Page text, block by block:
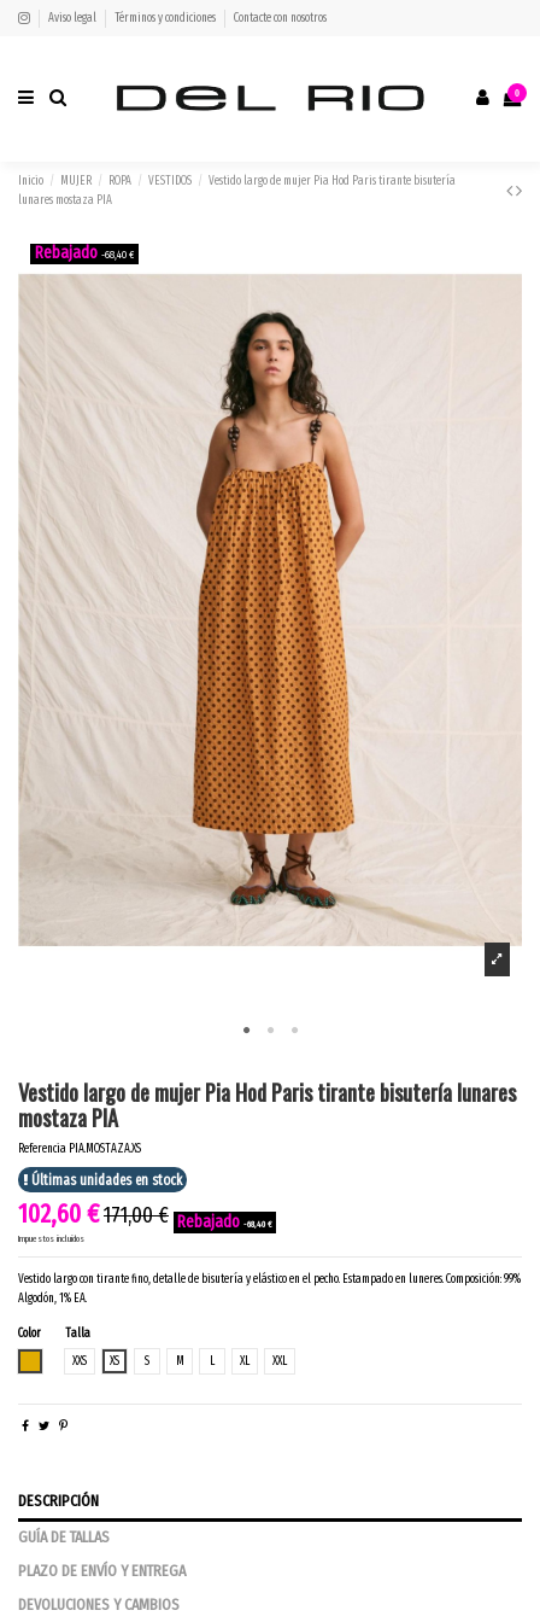
Aviso legal Términos y condiciones Contacte con nosotros
0
Inicio MUJER ROPA VESTIDOS
Vestido largo de mujer Pia Hod Paris tirante bisutería
lunares mostaza PIA
-68,40 €
Vestido largo de mujer Pia Hod Paris tirante bisutería lunares
mostaza PIA
Referencia PIA.MOSTAZA.XS
Últimas unidades en stock
102,60 €171,00 €
-68,40 €
Impuestos incluidos
Vestido largo con tirante fino, detalle de bisutería y elástico en el pecho. Estampado en luneres. Composición: 99%
Algodón, 1% EA.
Color
MOSTAZA
Talla
XXS
XS S M L XL XXL
DESCRIPCIÓN
GUÍA DE TALLAS
PLAZO DE ENVÍO Y ENTREGA
DEVOLUCIONES Y CAMBIOS